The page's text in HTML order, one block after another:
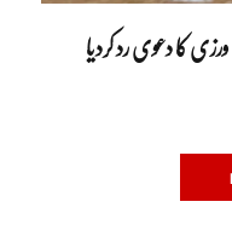
کا دعوی رد کردیا